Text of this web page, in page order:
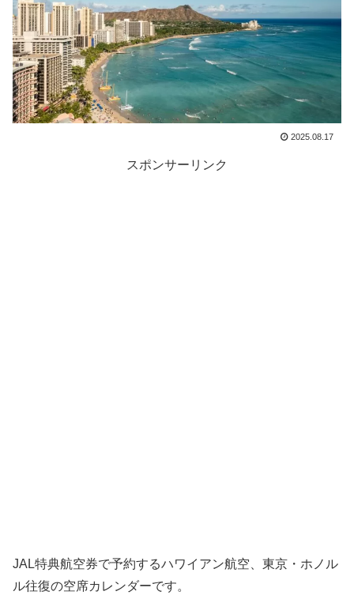
2025.08.17
スポンサーリンク
JAL特典航空券で予約するハワイアン航空、東京・ホノル
ル往復の空席カレンダーです。